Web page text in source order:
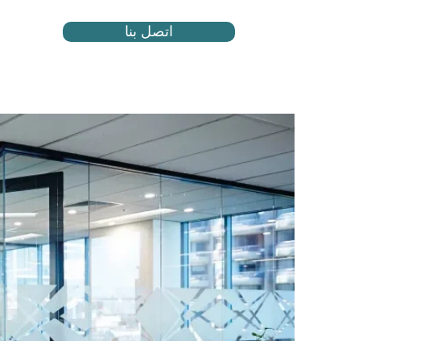
اتصل بنا